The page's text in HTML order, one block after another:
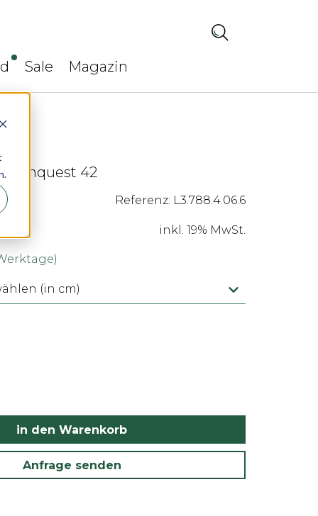
Sale Magazin
42
Referenz: L3.788.4.06.6
inkl. 19% MwSt.
(in cm)
in den Warenkorb
Anfrage senden